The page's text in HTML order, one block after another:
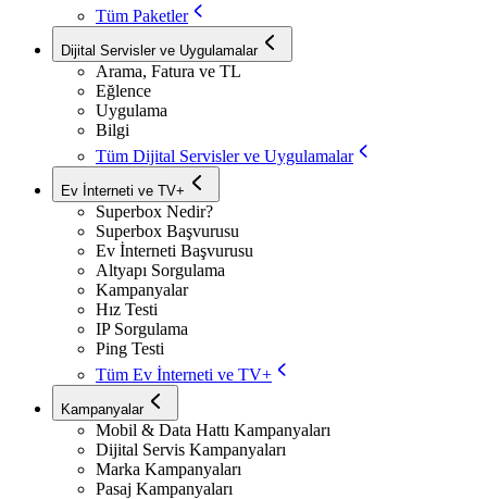
Tüm Paketler
Dijital Servisler ve Uygulamalar
Arama, Fatura ve TL
Eğlence
Uygulama
Bilgi
Tüm Dijital Servisler ve Uygulamalar
Ev İnterneti ve TV+
Superbox Nedir?
Superbox Başvurusu
Ev İnterneti Başvurusu
Altyapı Sorgulama
Kampanyalar
Hız Testi
IP Sorgulama
Ping Testi
Tüm Ev İnterneti ve TV+
Kampanyalar
Mobil & Data Hattı Kampanyaları
Dijital Servis Kampanyaları
Marka Kampanyaları
Pasaj Kampanyaları